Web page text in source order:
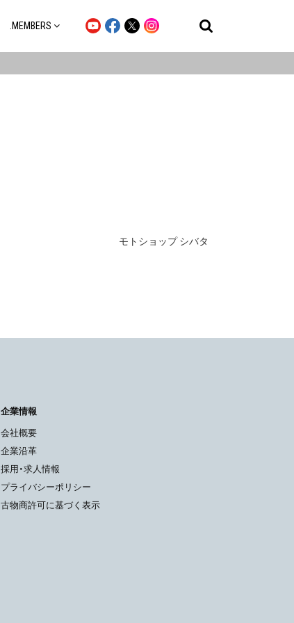
.MEMBERS
モトショップ シバタ
企業情報
会社概要
企業沿革
採用・求人情報
プライバシーポリシー
古物商許可に基づく表示